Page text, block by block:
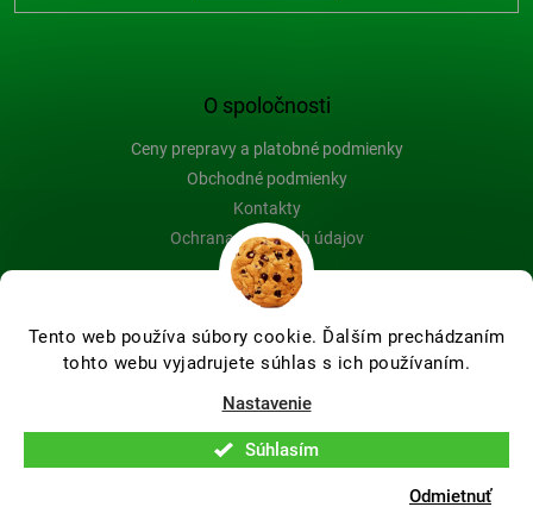
Tento web používa súbory cookie. Ďalším prechádzaním
tohto webu vyjadrujete súhlas s ich používaním.
Nastavenie
Odmietnuť
Súhlasím
O spoločnosti
Ceny prepravy a platobné podmienky
Obchodné podmienky
Kontakty
Ochrana osobných údajov
Blog
Farby-na-drevo.sk. Všetky práva vyhradené.